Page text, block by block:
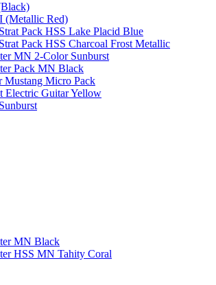
(Metallic Red)
Pack HSS Lake Placid Blue
Pack HSS Charcoal Frost Metallic
MN 2-Color Sunburst
Pack MN Black
Mustang Micro Pack
Electric Guitar Yellow
MN Black
HSS MN Tahity Coral